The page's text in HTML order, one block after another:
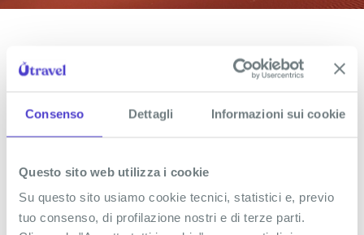
Consenso Dettagli Informazioni sui cookie
Questo sito web utilizza i cookie
Su questo sito usiamo cookie tecnici, statistici e, previo
tuo consenso, di profilazione nostri e di terze parti.
Stay
DOVE SOGGIORNERAI
Mediterranee Thalasso
Il Méditerranée Thalasso Golf è il posto giusto per
spiaggia infinita, palme ovunque, piscine perfette
per rilassarsi o fare il pieno di vibes. Tra giornate al